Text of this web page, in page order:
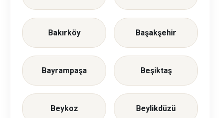
Bakırköy Başakşehir
Bayrampaşa Beşiktaş
Beykoz Beylikdüzü